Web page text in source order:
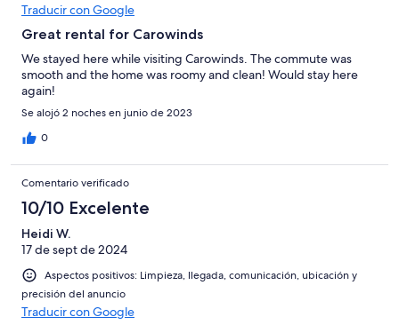
Traducir con Google
Great rental for Carowinds
We stayed here while visiting Carowinds. The commute was
smooth and the home was roomy and clean! Would stay here
again!
Se alojó 2 noches en junio de 2023
0
Comentario verificado
10/10 Excelente
Heidi W.
17 de sept de 2024
Aspectos positivos: Limpieza, llegada, comunicación, ubicación y
precisión del anuncio
Traducir con Google